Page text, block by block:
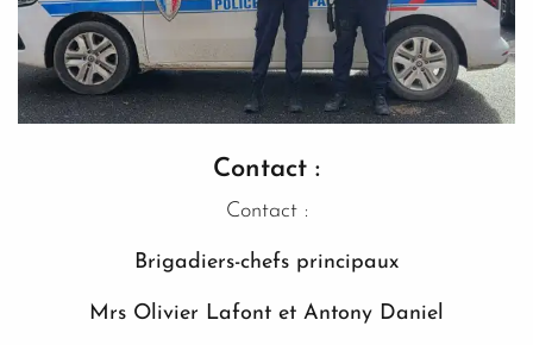
Contact :
Contact :
Brigadiers-chefs principaux
Mrs Olivier Lafont et Antony Daniel